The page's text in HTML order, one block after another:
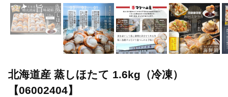
北海道産 蒸しほたて 1.6kg（冷凍）
【06002404】